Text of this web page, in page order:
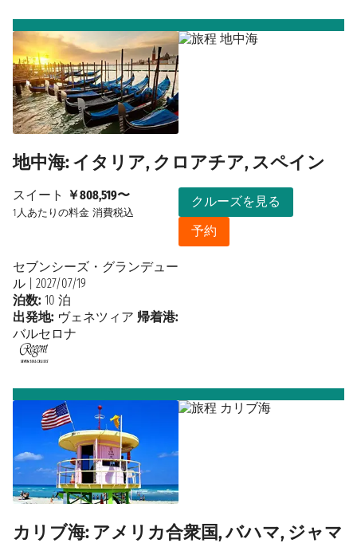
地中海: イタリア, クロアチア, スペイン
スイート ￥808,519〜
1人あたりの料金 消費税込
クルーズを見る
予約
セブンシーズ・グランデュー
ル
2027/07/19
泊数: 10 泊
出発地: ヴェネツィア 帰着港:
バルセロナ
カリブ海: アメリカ合衆国, バハマ, ジャマ